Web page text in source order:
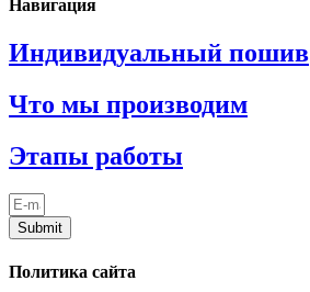
Навигация
Индивидуальный пошив
Что мы производим
Этапы работы
Submit
Политика сайта